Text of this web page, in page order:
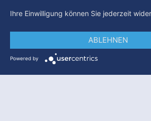
Ihre Einwilligung können Sie jederzeit
ABLEHNEN
Powered by